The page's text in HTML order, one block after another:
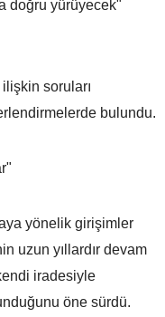
doğru yürüyecek"
soruları
bulundu.
yönelik girişimler
uzun yıllardır devam
iradesiyle
öne sürdü.